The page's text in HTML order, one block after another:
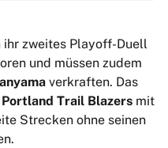
ihr zweites Playoff-Duell
und müssen zudem
verkraften. Das
Portland Trail Blazers mit
Strecken ohne seinen